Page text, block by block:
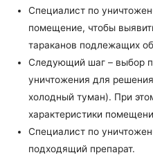
Специалист по
помещение, чтобы
тараканов подлежащих
Следующий шаг – выбор
уничтожения для
холодный туман). При
характеристики
Специалист по
подходящий препарат.